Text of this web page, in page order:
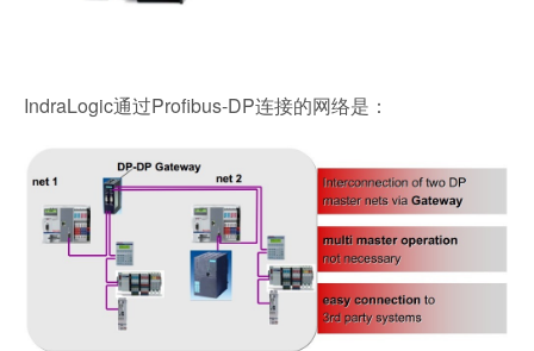
IndraLogic通过Profibus-DP连接的网络是：